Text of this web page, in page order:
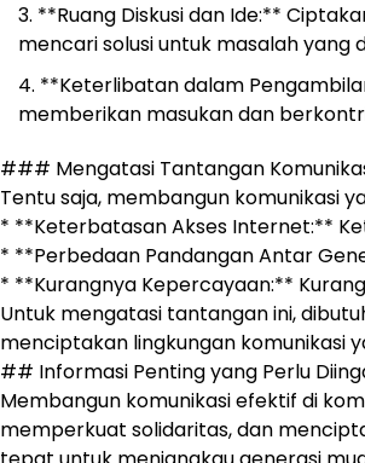
**Ruang Diskusi dan Ide:**
mencari solusi untuk masalah yang
**Keterlibatan dalam
memberikan masukan dan
### Mengatasi Tantangan
Tentu saja, membangun komunikasi
* **Keterbatasan Akses Internet:**
* **Perbedaan Pandangan Antar
* **Kurangnya Kepercayaan:**
Untuk mengatasi tantangan ini,
menciptakan lingkungan komunikasi
## Informasi Penting yang Perlu
Membangun komunikasi efektif di
memperkuat solidaritas, dan